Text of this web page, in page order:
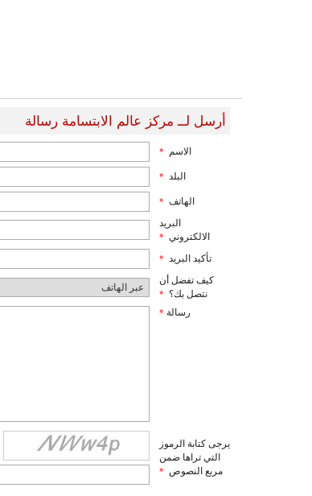
أرسل لــ مركز عالم الابتسامة رسالة
الاسم *
البلد *
الهاتف *
البريد
الالكتروني *
تأكيد البريد *
كيف تفضل أن
نتصل بك؟ *
رسالة *
يرجى كتابة الرموز
التي تراها ضمن
مربع النصوص *